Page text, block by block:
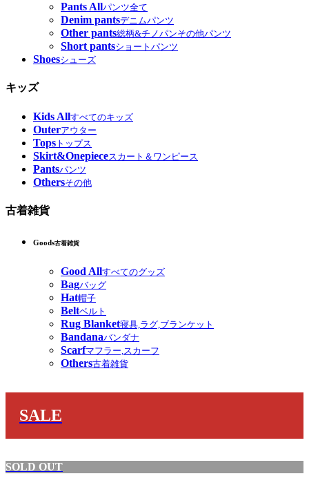
Pants Allパンツ全て
Denim pantsデニムパンツ
Other pants総柄&チノパンその他パンツ
Short pantsショートパンツ
Shoesシューズ
キッズ
Kids Allすべてのキッズ
Outerアウター
Tops トップス
Skirt&Onepieceスカート＆ワンピース
Pantsパンツ
Othersその他
古着雑貨
Goods古着雑貨
Good Allすべてのグッズ
Bagバッグ
Hat帽子
Beltベルト
Rug Blanket寝具,ラグ,ブランケット
Bandanaバンダナ
Scarfマフラー,スカーフ
Others古着雑貨
SALE
SOLD OUT